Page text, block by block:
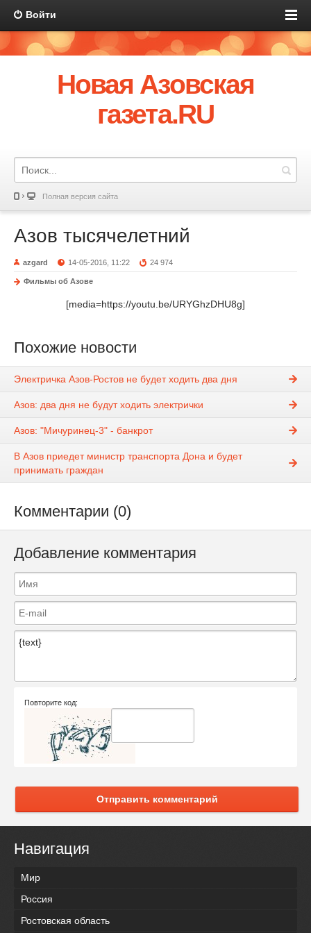
Войти
Новая Азовская
газета.RU
Полная версия сайта
Азов тысячелетний
azgard 14-05-2016, 11:22 24 974
Фильмы об Азове
[media=https://youtu.be/URYGhzDHU8g]
Похожие новости
Электричка Азов-Ростов не будет ходить два дня
Азов: два дня не будут ходить электрички
Азов: "Мичуринец-3" - банкрот
В Азов приедет министр транспорта Дона и будет
принимать граждан
Комментарии (0)
Добавление комментария
Повторите код:
Отправить комментарий
Навигация
Мир
Россия
Ростовская область